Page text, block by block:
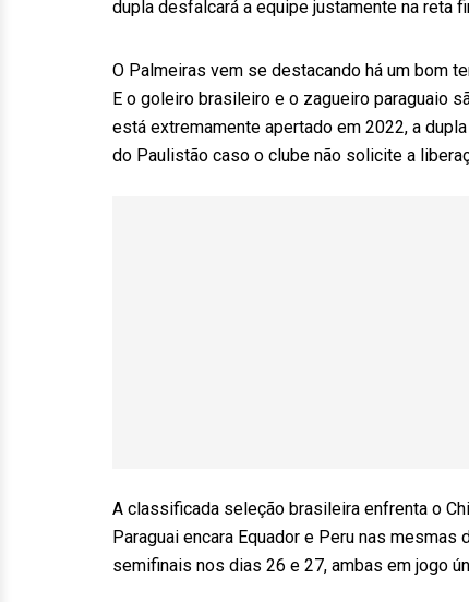
dupla desfalcará a equipe justamente na reta
O Palmeiras vem se destacando há um bom
E o goleiro brasileiro e o zagueiro paraguaio
está extremamente apertado em 2022, a
do Paulistão caso o clube não solicite a
A classificada seleção brasileira enfrenta o
Paraguai encara Equador e Peru nas
semifinais nos dias 26 e 27, ambas em jogo